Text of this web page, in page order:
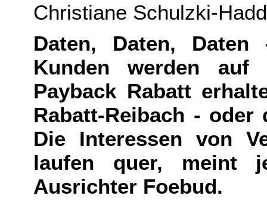
Christiane Schulzki-
Daten, Daten,
Kunden werden
Payback Rabatt
Rabatt-Reibach - oder
Die Interessen von
laufen quer, meint
Ausrichter Foebud.